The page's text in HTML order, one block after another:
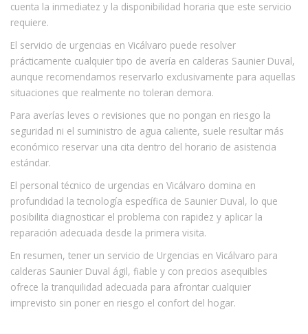
cuenta la inmediatez y la disponibilidad horaria que este servicio
requiere.
El servicio de urgencias en Vicálvaro puede resolver
prácticamente cualquier tipo de avería en calderas Saunier Duval,
aunque recomendamos reservarlo exclusivamente para aquellas
situaciones que realmente no toleran demora.
Para averías leves o revisiones que no pongan en riesgo la
seguridad ni el suministro de agua caliente, suele resultar más
económico reservar una cita dentro del horario de asistencia
estándar.
El personal técnico de urgencias en Vicálvaro domina en
profundidad la tecnología específica de Saunier Duval, lo que
posibilita diagnosticar el problema con rapidez y aplicar la
reparación adecuada desde la primera visita.
En resumen, tener un servicio de Urgencias en Vicálvaro para
calderas Saunier Duval ágil, fiable y con precios asequibles
ofrece la tranquilidad adecuada para afrontar cualquier
imprevisto sin poner en riesgo el confort del hogar.